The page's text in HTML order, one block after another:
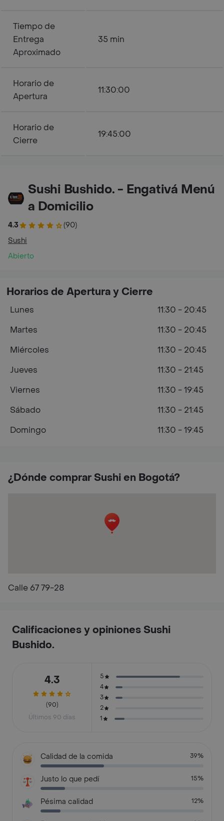
Tiempo de
Entrega
Aproximado
35 min
Horario de
Apertura
11:30:00
Horario de
Cierre
19:45:00
Sushi Bushido. - Engativá Menú
a Domicilio
4.3
(90)
Sushi
Abierto
¿Dónde comprar Sushi en Bogotá?
Calle 67 79-28
Horarios de Apertura y Cierre
Lunes
11:30 - 20:45
Martes
11:30 - 20:45
Miércoles
11:30 - 20:45
Jueves
11:30 - 21:45
Viernes
11:30 - 19:45
Sábado
11:30 - 21:45
Domingo
11:30 - 19:45
Calificaciones y opiniones Sushi
Bushido.
4.3
(90)
Últimos 90 días
5
4
3
2
1
Calidad de la comida 39%
Justo lo que pedí 15%
Pésima calidad 12%